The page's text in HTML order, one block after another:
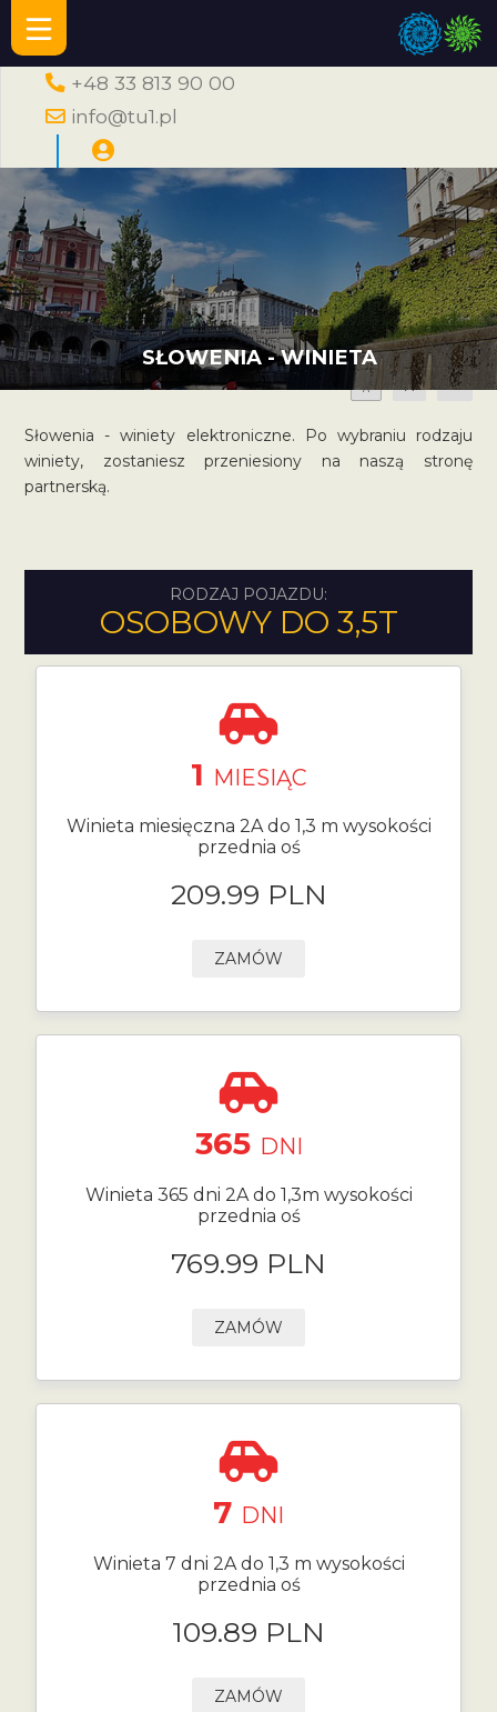
+48 33 813 90 00
info@tu1.pl
SŁOWENIA - WINIETA
A A A
Słowenia - winiety elektroniczne. Po wybraniu rodzaju
winiety, zostaniesz przeniesiony na naszą stronę
partnerską.
RODZAJ POJAZDU:
OSOBOWY DO 3,5T
1 MIESIĄC
Winieta miesięczna 2A do 1,3 m wysokości
przednia oś
209.99 PLN
ZAMÓW
365 DNI
Winieta 365 dni 2A do 1,3m wysokości
przednia oś
769.99 PLN
ZAMÓW
7 DNI
Winieta 7 dni 2A do 1,3 m wysokości
przednia oś
109.89 PLN
ZAMÓW